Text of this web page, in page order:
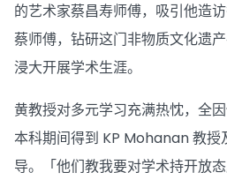
的艺术家蔡昌寿师傅，吸引他造
蔡师傅，钻研这门非物质文化遗
浸大开展学术生涯。
黄教授对多元学习充满热忱，全
本科期间得到 KP Mohanan 教授
导。「他们教我要对学术持开放